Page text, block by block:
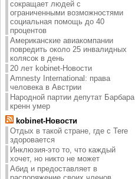
сокращает людей с
ограниченными возможностями
социальная помощь до 40
процентов
Американские авиакомпании
повредить около 25 инвалидных
колясок в день
20 лет kobinet-Новости
Amnesty International: права
человека в Австрии
Народной партии депутат Барбара
кренн умер
kobinet-Новости
Отдых в такой стране, где с Tere
здоровается
Инклюзия-это то, что каждый
хочет, но никто не может
Абид и предоставляет в